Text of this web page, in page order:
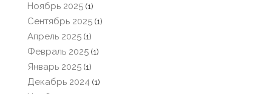
Ноябрь 2025 (1)
Сентябрь 2025 (1)
Апрель 2025 (1)
Февраль 2025 (1)
Январь 2025 (1)
Декабрь 2024 (1)